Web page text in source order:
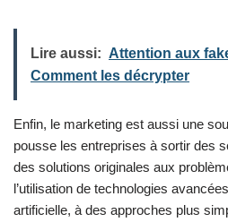
Lire aussi: Attention aux
Comment les décrypter
Enfin, le marketing est aussi une
pousse les entreprises à sortir des
des solutions originales aux
l’utilisation de technologies
artificielle, à des approches plus